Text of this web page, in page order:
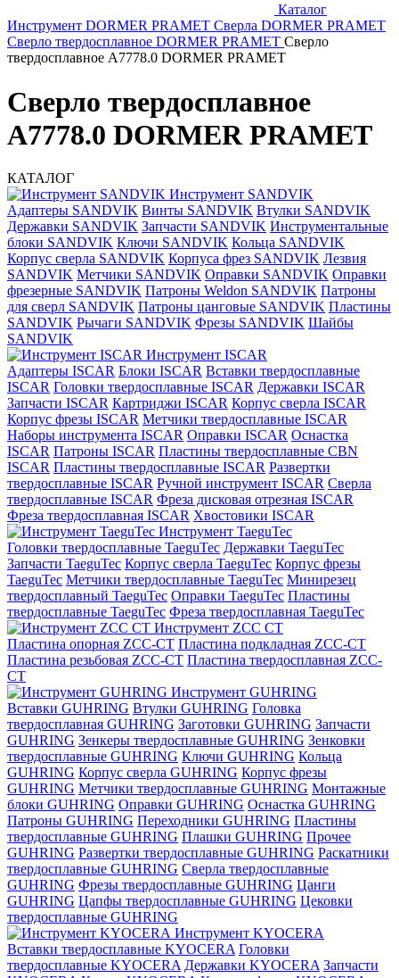
Каталог
Инструмент DORMER PRAMET Сверла DORMER PRAMET
Сверло твердосплавное DORMER PRAMET Сверло
твердосплавное A7778.0 DORMER PRAMET
Сверло твердосплавное
A7778.0 DORMER PRAMET
КАТАЛОГ
Инструмент SANDVIK
Адаптеры SANDVIK Винты SANDVIK Втулки SANDVIK
Державки SANDVIK Запчасти SANDVIK Инструментальные
блоки SANDVIK Ключи SANDVIK Кольца SANDVIK
Корпус сверла SANDVIK Корпуса фрез SANDVIK Лезвия
SANDVIK Метчики SANDVIK Оправки SANDVIK Оправки
фрезерные SANDVIK Патроны Weldon SANDVIK Патроны
для сверл SANDVIK Патроны цанговые SANDVIK Пластины
SANDVIK Рычаги SANDVIK Фрезы SANDVIK Шайбы
SANDVIK
Инструмент ISCAR
Адаптеры ISCAR Блоки ISCAR Вставки твердосплавные
ISCAR Головки твердосплавные ISCAR Державки ISCAR
Запчасти ISCAR Картриджи ISCAR Корпус сверла ISCAR
Корпус фрезы ISCAR Метчики твердосплавные ISCAR
Наборы инструмента ISCAR Оправки ISCAR Оснастка
ISCAR Патроны ISCAR Пластины твердосплавные CBN
ISCAR Пластины твердосплавные ISCAR Развертки
твердосплавные ISCAR Ручной инструмент ISCAR Сверла
твердосплавные ISCAR Фреза дисковая отрезная ISCAR
Фреза твердосплавная ISCAR Хвостовики ISCAR
Инструмент TaeguTec
Головки твердосплавные TaeguTec Державки TaeguTec
Запчасти TaeguTec Корпус сверла TaeguTec Корпус фрезы
TaeguTec Метчики твердосплавные TaeguTec Минирезец
твердосплавный TaeguTec Оправки TaeguTec Пластины
твердосплавные TaeguTec Фреза твердосплавная TaeguTec
Инструмент ZCС CT
Пластина опорная ZCC-CT Пластина подкладная ZCC-CT
Пластина резьбовая ZCC-CT Пластина твердосплавная ZCC-
CT
Инструмент GUHRING
Вставки GUHRING Втулки GUHRING Головка
твердосплавная GUHRING Заготовки GUHRING Запчасти
GUHRING Зенкеры твердосплавные GUHRING Зенковки
твердосплавные GUHRING Ключи GUHRING Кольца
GUHRING Корпус сверла GUHRING Корпус фрезы
GUHRING Метчики твердосплавные GUHRING Монтажные
блоки GUHRING Оправки GUHRING Оснастка GUHRING
Патроны GUHRING Переходники GUHRING Пластины
твердосплавные GUHRING Плашки GUHRING Прочее
GUHRING Развертки твердосплавные GUHRING Раскатники
твердосплавные GUHRING Сверла твердосплавные
GUHRING Фрезы твердосплавные GUHRING Цанги
GUHRING Цапфы твердосплавные GUHRING Цековки
твердосплавные GUHRING
Инструмент KYOCERA
Вставки твердосплавные KYOCERA Головки
твердосплавные KYOCERA Державки KYOCERA Запчасти